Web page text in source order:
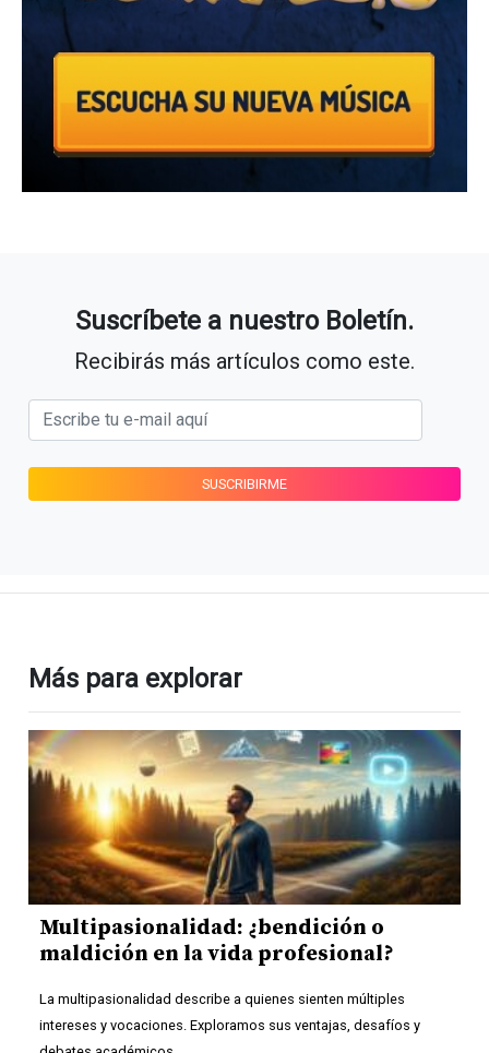
Suscríbete a nuestro Boletín.
Recibirás más artículos como este.
Más para explorar
Multipasionalidad: ¿bendición o
maldición en la vida profesional?
La multipasionalidad describe a quienes sienten múltiples
intereses y vocaciones. Exploramos sus ventajas, desafíos y